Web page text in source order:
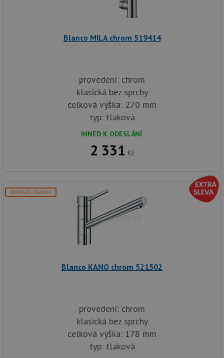
Blanco MILA chrom 519414
provedení: chrom
klasická bez sprchy
celková výška: 270 mm
typ: tlaková
IHNED K ODESLÁNÍ
2 331 Kč
DOPRAVA ZDARMA
Blanco KANO chrom 521502
provedení: chrom
klasická bez sprchy
celková výška: 178 mm
typ: tlaková